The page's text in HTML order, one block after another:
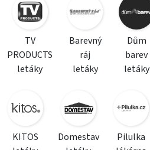
TV
PRODUCTS
letáky
Barevný
ráj
letáky
Dům
barev
letáky
KITOS
Domestav
Pilulka